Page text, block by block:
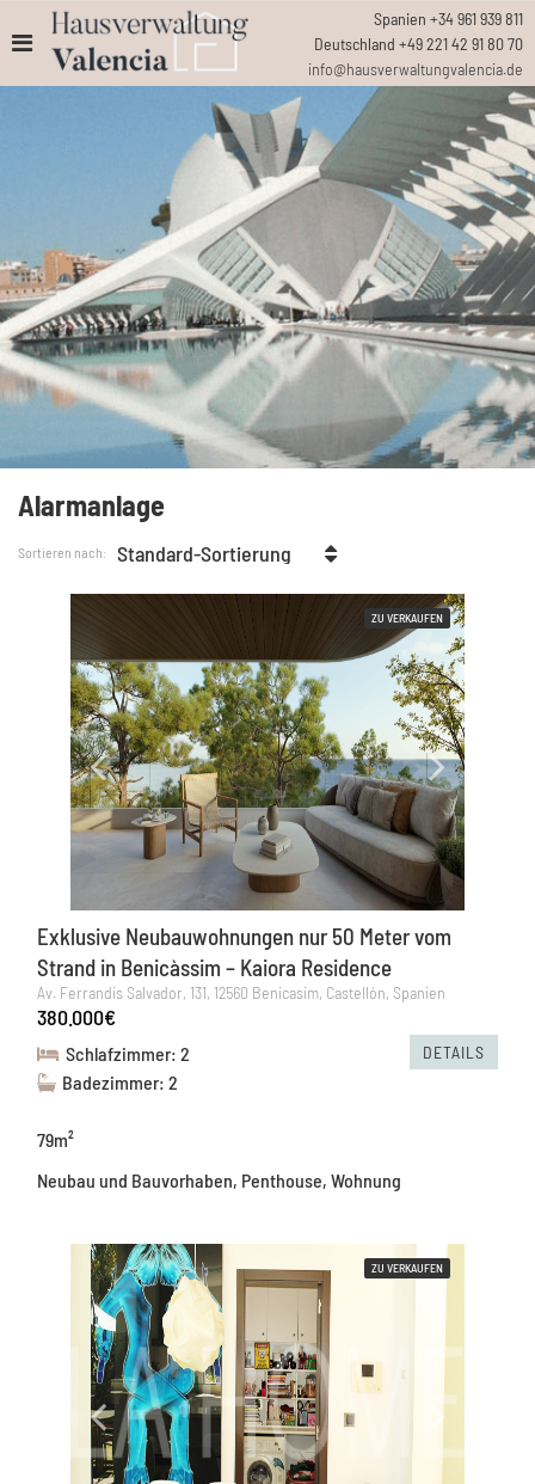
Spanien +34 961 939 811
Deutschland +49 221 42 91 80 70
info@hausverwaltungvalencia.de
Alarmanlage
Sortieren nach: Standard-Sortierung
ZU VERKAUFEN
Exklusive Neubauwohnungen nur 50 Meter vom
Strand in Benicàssim – Kaiora Residence
Av. Ferrandis Salvador, 131, 12560 Benicasim, Castellón, Spanien
380.000€
Schlafzimmer: 2
Badezimmer: 2
79m²
Neubau und Bauvorhaben, Penthouse, Wohnung
DETAILS
ZU VERKAUFEN